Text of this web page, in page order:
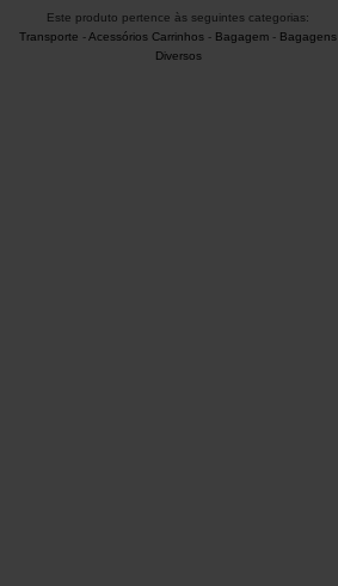
Este produto pertence às seguintes categorias:
Transporte -Acessórios Carrinhos - Bagagem - Bagagens
Diversos